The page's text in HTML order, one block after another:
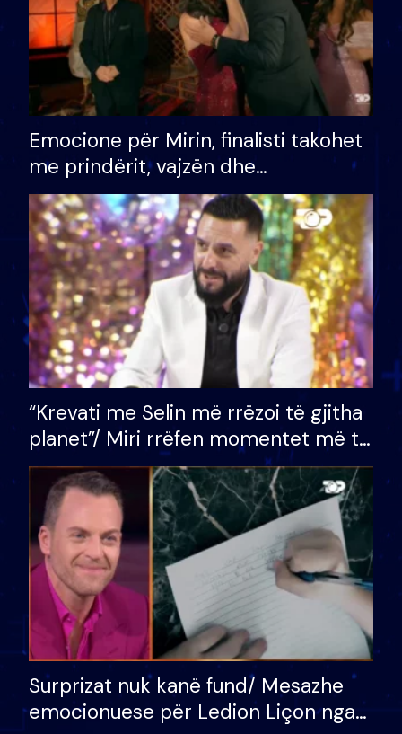
Emocione për Mirin, finalisti takohet
me prindërit, vajzën dhe
bashkëshorten: S’kemi ndonjë letër
divorci apo jo?
“Krevati me Selin më rrëzoi të gjitha
planet”/ Miri rrëfen momentet më të
bukura në shtëpinë e BB VIP: Do më
mungojë zilja e mëngjesit kur…
Surprizat nuk kanë fund/ Mesazhe
emocionuese për Ledion Liçon nga